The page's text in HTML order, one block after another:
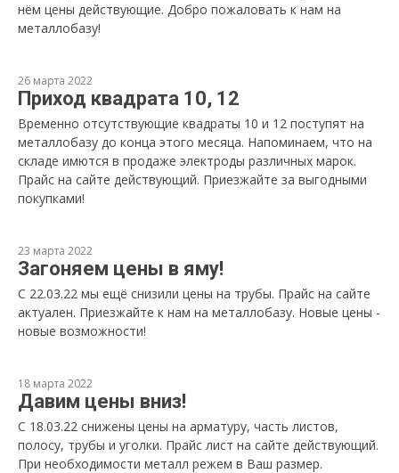
нём цены действующие. Добро пожаловать к нам на
металлобазу!
26 марта 2022
Приход квадрата 10, 12
Временно отсутствующие квадраты 10 и 12 поступят на
металлобазу до конца этого месяца. Напоминаем, что на
складе имются в продаже электроды различных марок.
Прайс на сайте действующий. Приезжайте за выгодными
покупками!
23 марта 2022
Загоняем цены в яму!
С 22.03.22 мы ещё снизили цены на трубы. Прайс на сайте
актуален. Приезжайте к нам на металлобазу. Новые цены -
новые возможности!
18 марта 2022
Давим цены вниз!
С 18.03.22 снижены цены на арматуру, часть листов,
полосу, трубы и уголки. Прайс лист на сайте действующий.
При необходимости металл режем в Ваш размер.